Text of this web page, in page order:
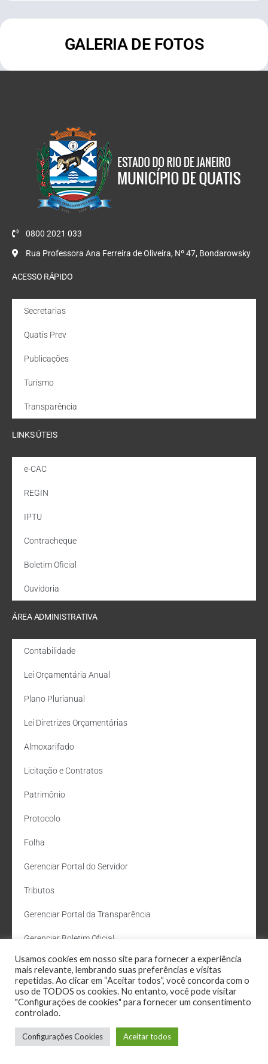
GALERIA DE FOTOS
0800 2021 033
Rua Professora Ana Ferreira de Oliveira, Nº 47, Bondarowsky
ACESSO RÁPIDO
Secretarias
Quatis Prev
Publicações
Turismo
Transparência
LINKS ÚTEIS
e-CAC
REGIN
IPTU
Contracheque
Boletim Oficial
Ouvidoria
ÁREA ADMINISTRATIVA
Contabilidade
Lei Orçamentária Anual
Plano Plurianual
Lei Diretrizes Orçamentárias
Almoxarifado
Licitação e Contratos
Patrimônio
Protocolo
Folha
Gerenciar Portal do Servidor
Tributos
Gerenciar Portal da Transparência
Gerenciar Boletim Oficial
Departamento de Água e Esgoto
Administração Site
Webmail
Usamos cookies em nosso site para fornecer a experiência
mais relevante, lembrando suas preferências e visitas
repetidas. Ao clicar em “Aceitar todos”, você concorda com o
uso de TODOS os cookies. No entanto, você pode visitar
"Configurações de cookies" para fornecer um consentimento
controlado.
Configurações Cookies Aceitar todos